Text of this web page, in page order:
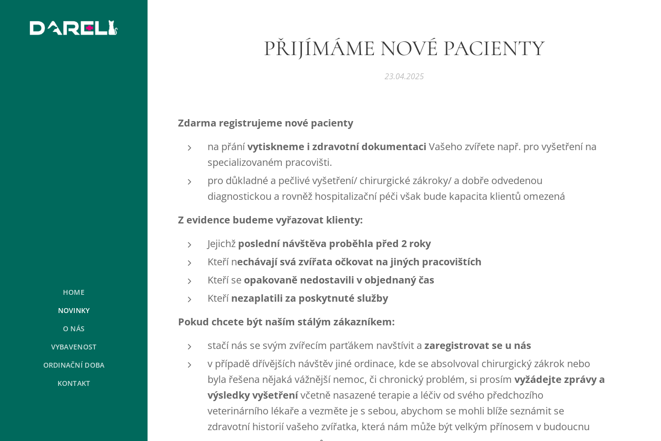
HOME
NOVINKY
O NÁS
VYBAVENOST
ORDINAČNÍ DOBA
KONTAKT
PŘIJÍMÁME NOVÉ PACIENTY
23.04.2025
Zdarma registrujeme nové pacienty
na přánívytiskneme i zdravotní dokumentaci Vašeho zvířete např. pro vyšetření na
specializovaném pracovišti.
pro důkladné a pečlivé vyšetření/ chirurgické zákroky/ a dobře odvedenou
diagnostickou a rovněž hospitalizační péči však bude kapacita klientů omezená
Z evidence budeme vyřazovat klienty:
Jejichž poslední návštěva proběhla před 2 roky
Kteří nechávají svá zvířata očkovat na jiných pracovištích
Kteří se opakovaně nedostavili v objednaný čas
Kteří nezaplatili za poskytnuté služby
Pokud chcete být naším stálým zákazníkem:
stačí nás se svým zvířecím parťákem navštívit a zaregistrovat se u nás
v případě dřívějších návštěv jiné ordinace, kde se absolvoval chirurgický zákrok nebo
byla řešena nějaká vážnější nemoc, či chronický problém, si prosím vyžádejte zprávy a
výsledky vyšetřenívčetně nasazené terapie a léčiv od svého předchozího
veterinárního lékaře a vezměte je s sebou, abychom se mohli blíže seznámit se
zdravotní historií vašeho zvířatka, která nám může být velkým přínosem v budoucnu